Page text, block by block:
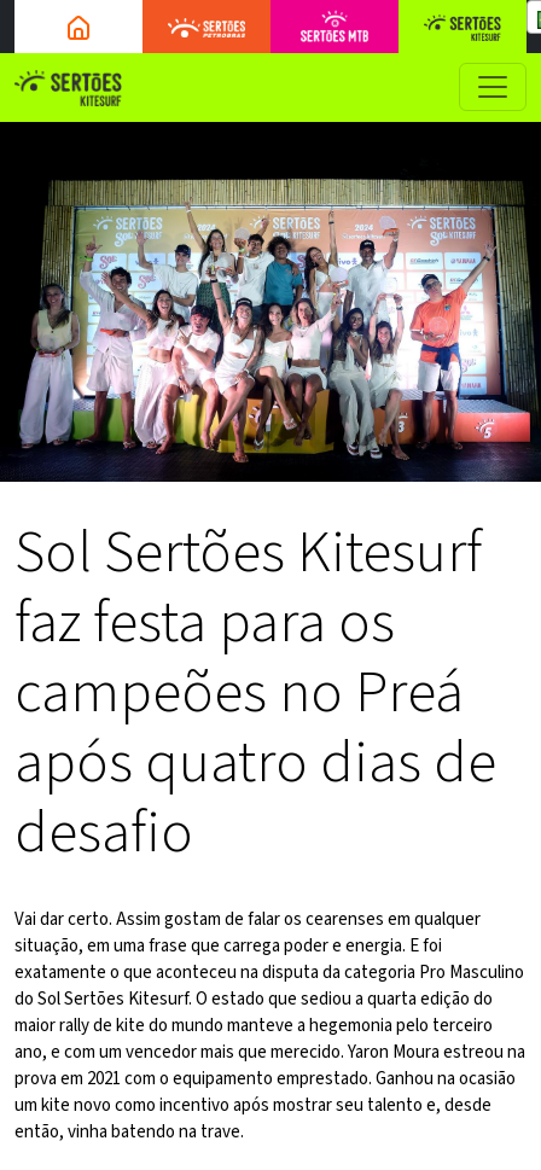
Sol Sertões Kitesurf
faz festa para os
campeões no Preá
após quatro dias de
desafio
Vai dar certo. Assim gostam de falar os cearenses em qualquer
situação, em uma frase que carrega poder e energia. E foi
exatamente o que aconteceu na disputa da categoria Pro Masculino
do Sol Sertões Kitesurf. O estado que sediou a quarta edição do
maior rally de kite do mundo manteve a hegemonia pelo terceiro
ano, e com um vencedor mais que merecido. Yaron Moura estreou na
prova em 2021 com o equipamento emprestado. Ganhou na ocasião
um kite novo como incentivo após mostrar seu talento e, desde
então, vinha batendo na trave.